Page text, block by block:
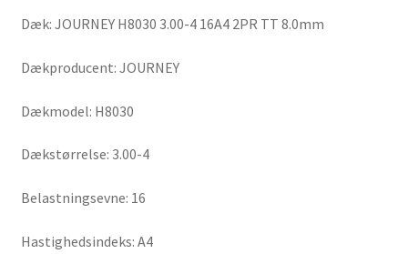
Dæk: JOURNEY H8030 3.00-4 16A4 2PR TT 8.0mm
Dækproducent: JOURNEY
Dækmodel: H8030
Dækstørrelse: 3.00-4
Belastningsevne: 16
Hastighedsindeks: A4